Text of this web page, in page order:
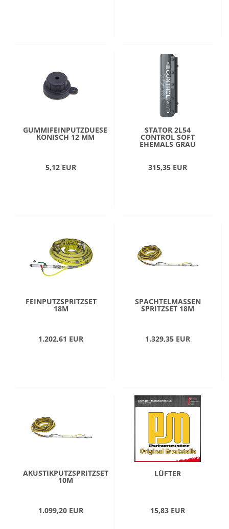
GUMMIFEINPUTZDUESE
KONISCH 12 MM
5,12 EUR
STATOR 2L54
CONTROL SOFT
EHEMALS GRAU
315,35 EUR
FEINPUTZSPRITZSET
18M
1.202,61 EUR
SPACHTELMASSEN
SPRITZSET 18M
1.329,35 EUR
AKUSTIKPUTZSPRITZSET
10M
1.099,20 EUR
LÜFTER
15,83 EUR